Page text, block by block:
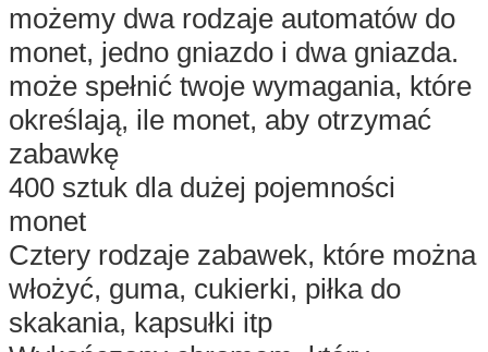
możemy dwa rodzaje automatów do
monet, jedno gniazdo i dwa gniazda.
może spełnić twoje wymagania, które
określają, ile monet, aby otrzymać
zabawkę
400 sztuk dla dużej pojemności
monet
Cztery rodzaje zabawek, które można
włożyć, guma, cukierki, piłka do
skakania, kapsułki itp